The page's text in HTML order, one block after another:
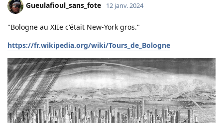
Gueulafioul_sans_fote 12 janv. 2024
"Bologne au XIIe c'était New-York gros."
https://fr.wikipedia.org/wiki/Tours_de_Bologne